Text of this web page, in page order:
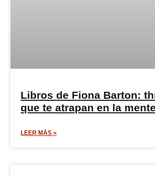
Libros de Fiona Barton:
que te atrapan en la mente
LEER MÁS »